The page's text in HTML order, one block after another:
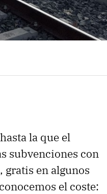
la que el
subvenciones con
gratis en algunos
el coste: